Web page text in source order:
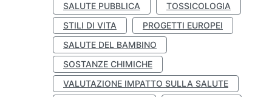
SALUTE PUBBLICA
TOSSICOLOGIA
STILI DI VITA
PROGETTI EUROPEI
SALUTE DEL BAMBINO
SOSTANZE CHIMICHE
VALUTAZIONE IMPATTO SULLA SALUTE